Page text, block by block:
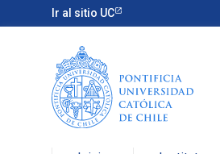
Ir al sitio UC